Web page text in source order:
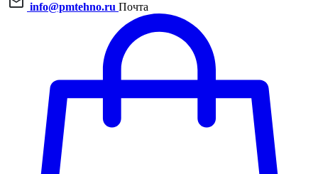
info@pmtehno.ru Почта